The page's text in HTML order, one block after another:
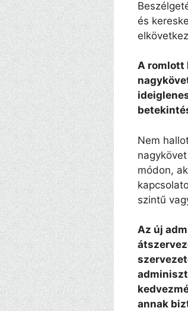
és
A romlott
Nem
módon,
szintű
Az új
annak